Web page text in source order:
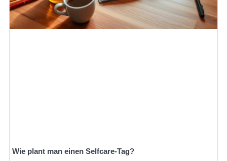
Wie plant man einen Selfcare-Tag?